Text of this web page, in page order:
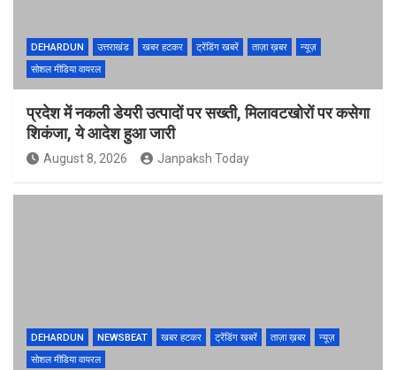
DEHARDUN उत्तराखंड खबर हटकर ट्रेंडिंग खबरें ताज़ा ख़बर
न्यूज़
सोशल मीडिया वायरल
प्रदेश में नकली डेयरी उत्पादों पर सख्ती, मिलावटखोरों पर कसेगा
शिकंजा, ये आदेश हुआ जारी
August 8, 2026 Janpaksh Today
DEHARDUN NEWSBEAT खबर हटकर ट्रेंडिंग खबरें ताज़ा ख़बर
न्यूज़
सोशल मीडिया वायरल